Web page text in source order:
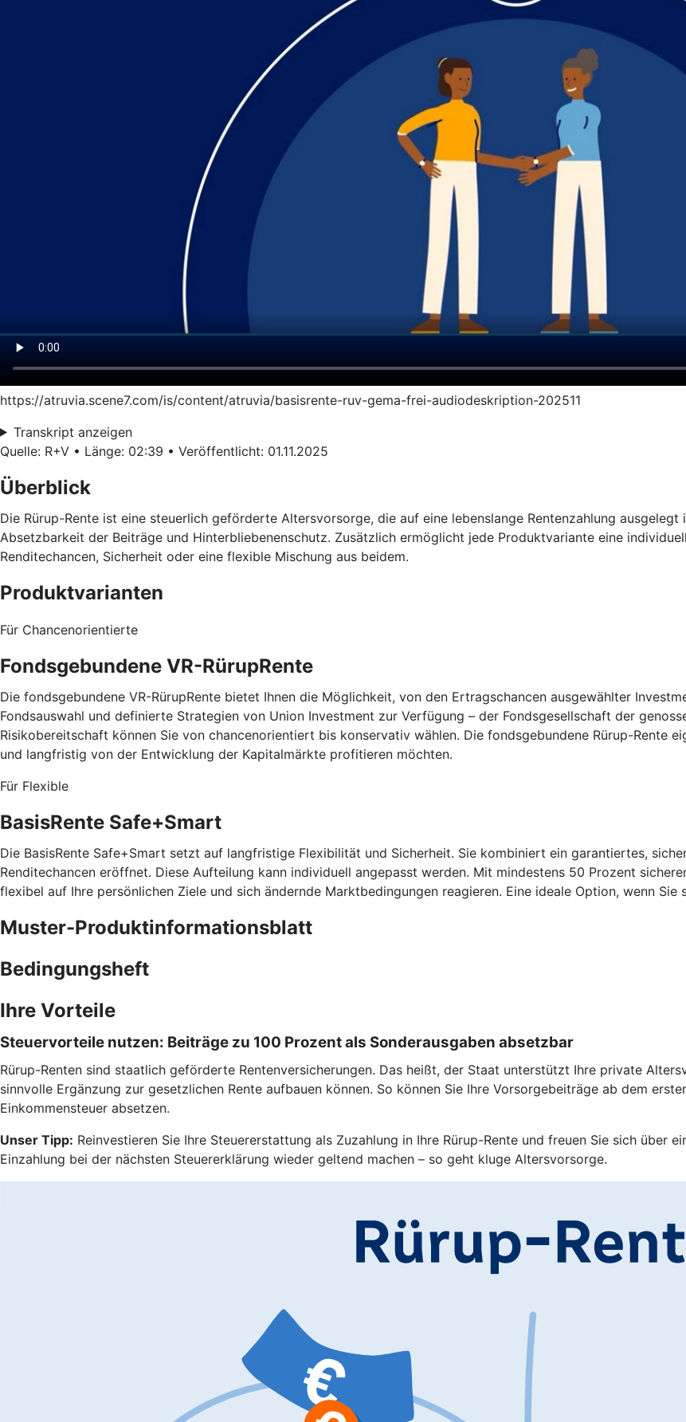
https://atruvia.scene7.com/is/content/atruvia/basisrente-ruv-gema-frei-audiodeskription-202511
Transkript anzeigen
Quelle: R+V • Länge: 02:39 • Veröffentlicht: 01.11.2025
Überblick
Die Rürup-Rente ist eine steuerlich geförderte Altersvorsorge, die auf eine lebenslange Rentenzahlung
Absetzbarkeit der Beiträge und Hinterbliebenenschutz. Zusätzlich ermöglicht jede Produktvariante eine
Renditechancen, Sicherheit oder eine flexible Mischung aus beidem.
Produktvarianten
Für Chancenorientierte
Fondsgebundene VR-RürupRente
Die fondsgebundene VR-RürupRente bietet Ihnen die Möglichkeit, von den Ertragschancen ausgewählter
Fondsauswahl und definierte Strategien von Union Investment zur Verfügung – der Fondsgesellschaft der
Risikobereitschaft können Sie von chancenorientiert bis konservativ wählen. Die fondsgebundene Rürup-Rente
und langfristig von der Entwicklung der Kapitalmärkte profitieren möchten.
Für Flexible
BasisRente Safe+Smart
Die BasisRente Safe+Smart setzt auf langfristige Flexibilität und Sicherheit. Sie kombiniert ein garantiertes,
Renditechancen eröffnet. Diese Aufteilung kann individuell angepasst werden. Mit mindestens 50 Prozent
flexibel auf Ihre persönlichen Ziele und sich ändernde Marktbedingungen reagieren. Eine ideale Option, wenn
Muster-Produktinformationsblatt
Bedingungsheft
Ihre Vorteile
Steuervorteile nutzen: Beiträge zu 100 Prozent als Sonderausgaben absetzbar
Rürup-Renten sind staatlich geförderte Rentenversicherungen. Das heißt, der Staat unterstützt Ihre private
sinnvolle Ergänzung zur gesetzlichen Rente aufbauen können. So können Sie Ihre Vorsorgebeiträge ab dem
Einkommensteuer absetzen.
Unser Tipp: Reinvestieren Sie Ihre Steuererstattung als Zuzahlung in Ihre Rürup-Rente und freuen Sie sich über
Einzahlung bei der nächsten Steuererklärung wieder geltend machen – so geht kluge Altersvorsorge.